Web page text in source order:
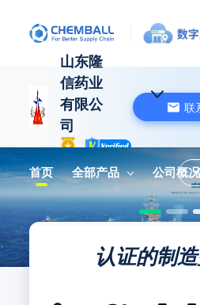
山东隆
信药业
有限公
司
联
首页 全部产品 公司概况
认证的制